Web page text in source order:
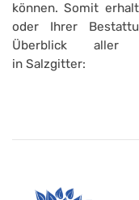
können. Somit
oder Ihrer
Überblick aller
in Salzgitter: